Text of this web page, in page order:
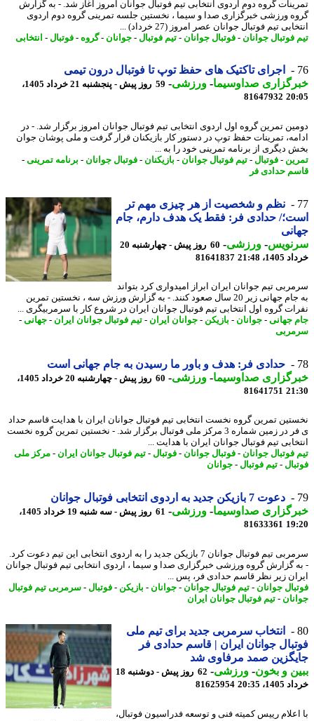
گروه دوم اردوی انتخابی تیم فوتبال جوانان امروز آغاز شد. - به گزارش
ورزشی خبرگزاری صدا و سیما ، نخستین جلسه تمرینی گروه دوم اردوی
تیم فوتبال جوانان عصر امروز (27 خرداد) ...
فوتبال جوانان-فوتبال جوانان-تیم فوتبال-جوانان-گروه- فوتبال-انتخابی
اجرای تاکتیک های حفظ توپ تا فوتبال درون تیمی
صداوسیما-ورزشی-
59 روز پیش - پنجشنبه 21 خرداد 1405،
81647932
تمرین گروه اول اردوی انتخابی تیم فوتبال جوانان امروز برگزار شد. - در
تمرینات حفظ توپ در دستور کار بازیکنان قرار گرفت و ملی پوشان جوان
دیگری از برنامه تمرینی خود را به ...
- فوتبال-تیم فوتبال جوانان-بازیکنان-فوتبال جوانان-برنامه تمرینی-
حدادی فر
نظم و شخصیت از هر چیزی مهم تر
حدادی فر: فقط یک هدف دارم، جام
-ورزشی-
60 روز پیش - چهارشنبه 20
21:48
81641837
تیم جوانان ایران ابراز امیدواری کرد بتواند
به جام جهانی زیر 20 سال صعود کنند. - به گزارش ورزش سه ، نخستین تمرین
گروه اول انتخابی تیم فوتبال جوانان ایران در شروع کار با سرمربیگری ...
جهانی-جوانان-بازیکن -جوانان ایران - تیم فوتبال جوانان ایران - جهانی-
حدادی فر: هدف و باور ما رسیدن به جام جهانی است
صداوسیما-ورزشی-
60 روز پیش - چهارشنبه 20 خرداد 1405،
81641751
تمرین گروه نخست انتخابی تیم فوتبال جوانان ایران با هدایت قاسم حداد
ی فر در زمین شماره 3 مرکز ملی فوتبال برگزار شد. - نخستین تمرین گروه نخست
تیم فوتبال جوانان ایران با هدایت ...
فوتبال جوانان-فوتبال جوانان-فوتبال-تیم فوتبال جوانان ایران -
مرکز ملی
-تیم فوتبال-جوانان
دعوت 7 بازیکن جدید به اردوی انتخابی فوتبال جوانان
صداوسیما-ورزشی-
61 روز پیش - سه شنبه 19 خرداد 1405،
81633361
سرمربی تیم فوتبال جوانان 7 بازیکن جدید را به اردوی انتخابی این تیم دعوت کرد.
گزارش گروه ورزشی خبرگزاری صدا و سیما ، اردوی انتخابی تیم فوتبال جوانان
زیر نظر قاسم حدادی فر، پس ...
جوانان-تیم فوتبال جوانان-جوانان-بازیکن -فوتبال-سرمربی تیم فوتبال
-تیم فوتبال جوانان ایران
انتخاب سرمربی جدید برای تیم ملی
جوانان ایران | قاسم حدادی فر
صمد مرفاوی شد
و بخون-ورزشی-
62 روز پیش - دوشنبه 18
20:35
81625954
رییس کمیته فنی و توسعه فدراسیون فوتبال،